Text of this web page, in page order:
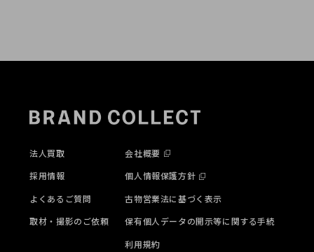
法人買取
採用情報
よくあるご質問
取材・撮影のご依頼
会社概要
個人情報保護方針
古物営業法に基づく表示
保有個人データの開示等に関する手続
利用規約